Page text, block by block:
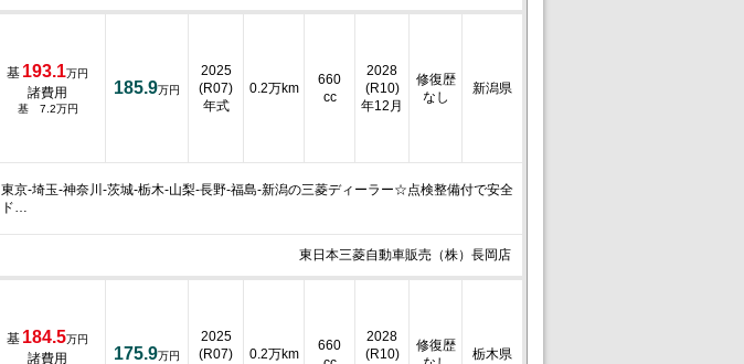
基 193.1万円
諸費用
基 7.2万円
185.9万円
2025
(R07)
年式
0.2万km
660
cc
2028
(R10)
年12月
修復歴
なし
新潟県
東京-埼玉-神奈川-茨城-栃木-山梨-長野-福島-新潟の三菱ディーラー☆点検整備付で安全
ド…
東日本三菱自動車販売（株）長岡店
基 184.5万円
諸費用 175.9万円
2025
(R07)
0.2万km
660
2028
(R10)
修復歴
栃木県